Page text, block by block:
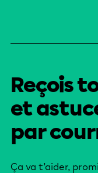
Reçois
et
par
Ça va t’aider,